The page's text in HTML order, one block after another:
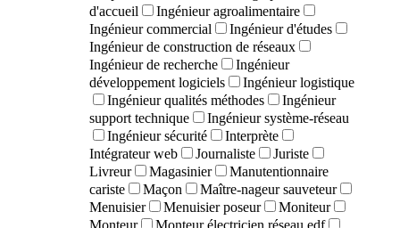
d'accueil
Ingénieur agroalimentaire
Ingénieur commercial
Ingénieur d'études
Ingénieur de construction de réseaux
Ingénieur de recherche
Ingénieur
développement logiciels
Ingénieur logistique
Ingénieur qualités méthodes
Ingénieur
support technique
Ingénieur système-réseau
Ingénieur sécurité
Interprète
Intégrateur web
Journaliste
Juriste
Livreur
Magasinier
Manutentionnaire
cariste
Maçon
Maître-nageur sauveteur
Menuisier
Menuisier poseur
Moniteur
Monteur
Monteur électricien réseau edf